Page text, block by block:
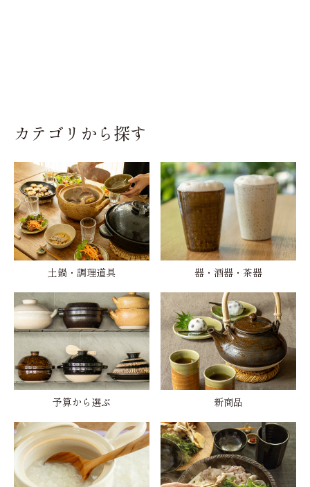
カテゴリから探す
土鍋・調理道具 器・酒器・茶器
予算から選ぶ 新商品